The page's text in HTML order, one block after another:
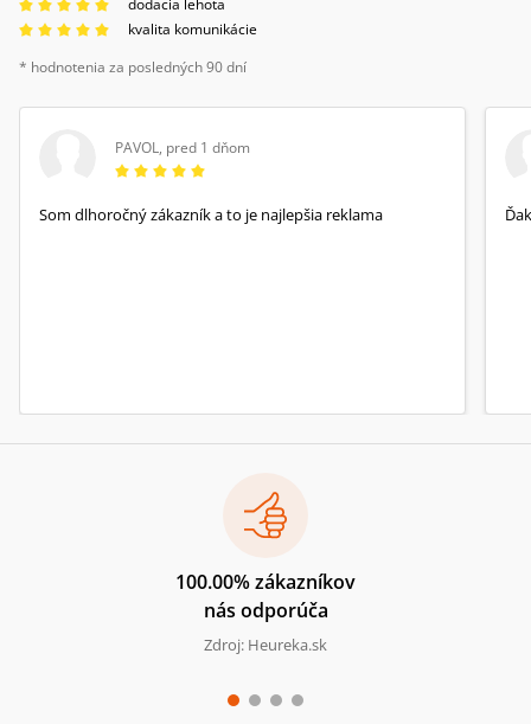
dodacia lehota
kvalita komunikácie
* hodnotenia za posledných 90 dní
PAVOL, pred 1 dňom
Som dlhoročný zákazník a to je najlepšia reklama
100.00% zákazníkov
nás odporúča
Zdroj: Heureka.sk